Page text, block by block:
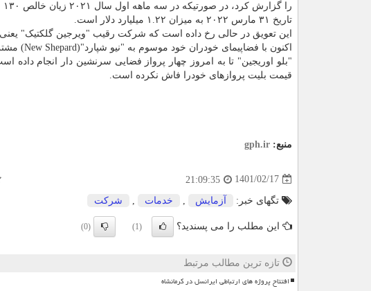
تاریخ ۳۱ مارس ۲۰۲۲ به میزان ۱.۲۲ میلیارد دلار است.
اکنون با فضاپیمای خودران خود موسوم به "نیو شپارد"(New Shepard) مشتریان خودرا به فضای زیرمداری می برد.
قیمت بلیت پروازهای خودرا فاش نکرده است.
منبع: gph.ir
1401/02/17
21:09:35
تگهای خبر: آزمایش خدمات شركت
این مطلب را می پسندید؟ (1)
(0)
تازه ترین مطالب مرتبط
افتتاح پروژه های ارتباطی ایرانسل در کرمانشاه